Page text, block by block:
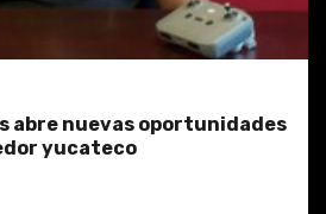
abre nuevas oportunidades
yucateco